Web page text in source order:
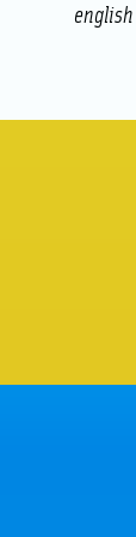
english